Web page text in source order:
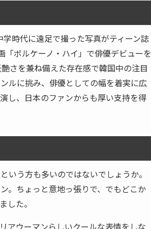
時代に遠足で撮った写真がティーン誌
「ボルケーノ・ハイ」で俳優デビューを
さを兼ね備えた存在感で韓国中の注目
ルに挑み、俳優としての幅を着実に広
し、日本のファンからも厚い支持を得
いう方も多いのではないでしょうか。
。ちょっと意地っ張りで、でもどこか
した。
アウーマンらしいクールな表情をしな